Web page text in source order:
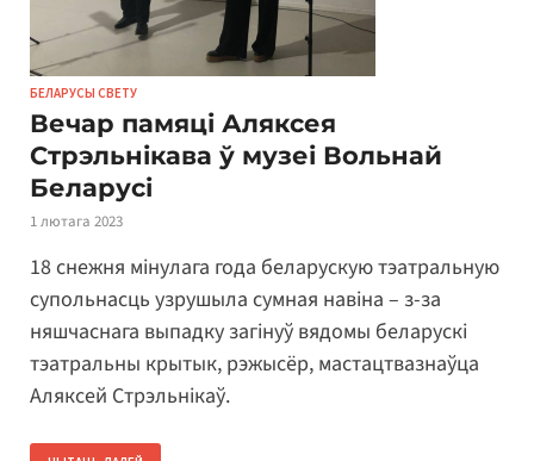
БЕЛАРУСЫ СВЕТУ
Вечар памяці Аляксея
Стрэльнікава ў музеі Вольнай
Беларусі
1 лютага 2023
18 снежня мінулага года беларускую тэатральную
супольнасць узрушыла сумная навіна – з-за
няшчаснага выпадку загінуў вядомы беларускі
тэатральны крытык, рэжысёр, мастацтвазнаўца
Аляксей Стрэльнікаў.